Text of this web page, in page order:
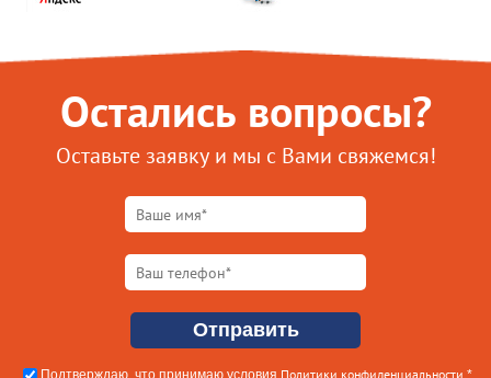
Остались вопросы?
Оставьте заявку и мы с Вами свяжемся!
Подтверждаю, что принимаю условия Политики конфиденциальности .*